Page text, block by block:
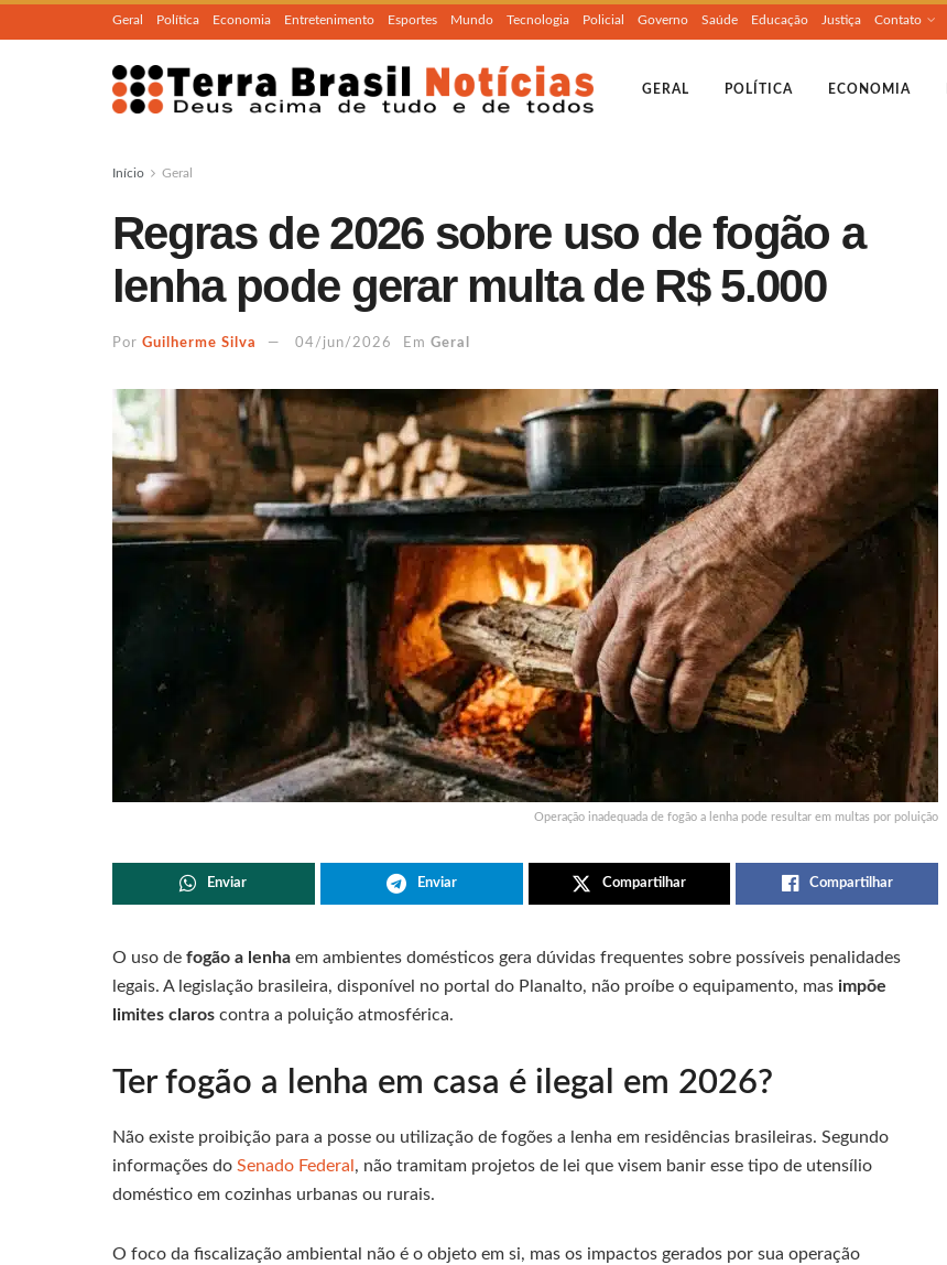
Geral Política Economia Entretenimento Esportes Mundo Tecnologia Policial Governo Saúde Educação Justiça Contato
GERAL POLÍTICA ECONOMIA
Início Geral
Regras de 2026 sobre uso de fogão a
lenha pode gerar multa de R$ 5.000
Por Guilherme Silva 04/jun/2026 Em Geral
Operação inadequada de fogão a lenha pode resultar em multas por poluição
Enviar Enviar Compartilhar Compartilhar
O uso de fogão a lenha em ambientes domésticos gera dúvidas frequentes sobre possíveis penalidades
legais. A legislação brasileira, disponível no portal do Planalto, não proíbe o equipamento, mas impõe
limites claros contra a poluição atmosférica.
Ter fogão a lenha em casa é ilegal em 2026?
Não existe proibição para a posse ou utilização de fogões a lenha em residências brasileiras. Segundo
informações do Senado Federal , não tramitam projetos de lei que visem banir esse tipo de utensílio
doméstico em cozinhas urbanas ou rurais.
O foco da fiscalização ambiental não é o objeto em si, mas os impactos gerados por sua operação